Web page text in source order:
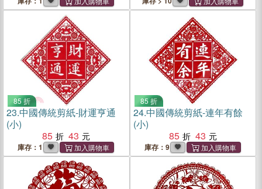
85 折
23.中國傳統剪紙-財運亨通
(小)
85
43
庫存：1
85 折
24.中國傳統剪紙-連年有餘
(小)
85
43
庫存：9